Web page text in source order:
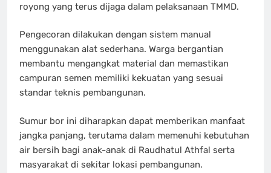
royong yang terus dijaga dalam pelaksanaan TMMD.
Pengecoran dilakukan dengan sistem manual
menggunakan alat sederhana. Warga bergantian
membantu mengangkat material dan memastikan
campuran semen memiliki kekuatan yang sesuai
standar teknis pembangunan.
Sumur bor ini diharapkan dapat memberikan manfaat
jangka panjang, terutama dalam memenuhi kebutuhan
air bersih bagi anak-anak di Raudhatul Athfal serta
masyarakat di sekitar lokasi pembangunan.